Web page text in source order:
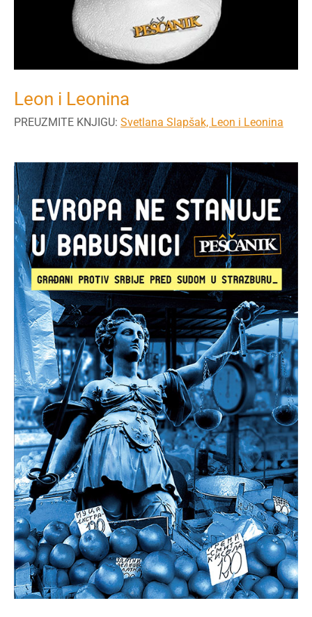
Leon i Leonina
PREUZMITE KNJIGU: Svetlana Slapšak, Leon i Leonina